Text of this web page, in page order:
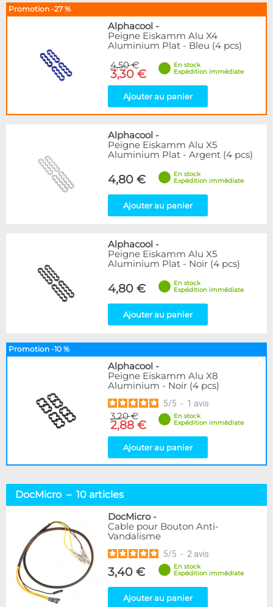
Promotion -27 %
Alphacool -
Peigne Eiskamm Alu X4
Aluminium Plat - Bleu (4 pcs)
4,50 €
3,30 €
En stock
Expédition immédiate
Ajouter au panier
Alphacool -
Peigne Eiskamm Alu X5
Aluminium Plat - Argent (4 pcs)
4,80 €
En stock
Expédition immédiate
Ajouter au panier
Alphacool -
Peigne Eiskamm Alu X5
Aluminium Plat - Noir (4 pcs)
4,80 €
En stock
Expédition immédiate
Ajouter au panier
Promotion -10 %
Alphacool -
Peigne Eiskamm Alu X8
Aluminium - Noir (4 pcs)
5/5 - 1 avis
3,20 €
2,88 €
En stock
Expédition immédiate
Ajouter au panier
DocMicro – 10 articles
DocMicro-
Cable pour Bouton Anti-
Vandalisme
5/5 - 2 avis
3,40 €
En stock
Expédition immédiate
Ajouter au panier